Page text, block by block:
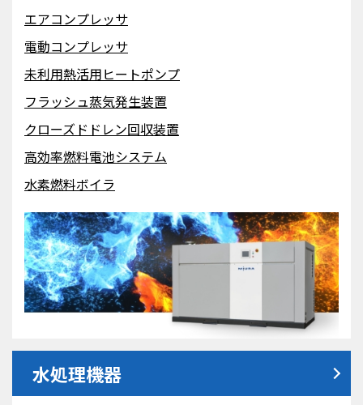
エアコンプレッサ
電動コンプレッサ
未利用熱活用ヒートポンプ
フラッシュ蒸気発生装置
クローズドドレン回収装置
高効率燃料電池システム
水素燃料ボイラ
水処理機器